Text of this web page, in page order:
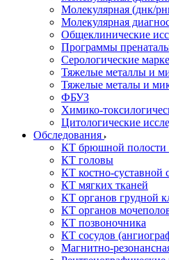
Молекулярная (днк/
Молекулярная
Общеклинические
Программы
Серологические
Тяжелые металлы и
Тяжелые металы и
ФБУЗ
Химико-
Цитологические
Обследования
КТ брюшной полости
КТ головы
КТ костно-суставной
КТ мягких тканей
КТ органов грудной
КТ органов
КТ позвоночника
КТ сосудов
Магнитно-